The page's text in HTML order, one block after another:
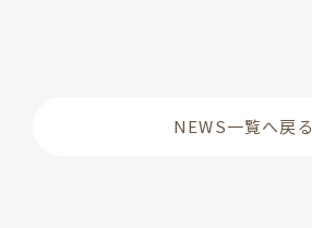
NEWS一覧へ戻る